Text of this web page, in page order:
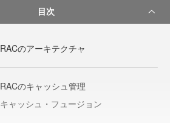
目次
RACのアーキテクチャ
RACのキャッシュ管理
キャッシュ・フュージョン